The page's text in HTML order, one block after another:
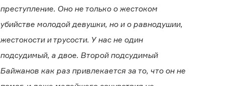
преступление. Оно не только о жестоком
убийстве молодой девушки, но и о равнодушии,
жестокости и трусости. У нас не один
подсудимый, а двое. Второй подсудимый
Байжанов как раз привлекается за то, что он не